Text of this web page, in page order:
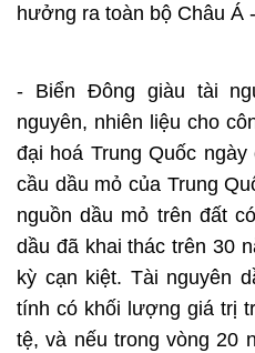
hưởng ra toàn bộ Châu Á
- Biển Đông giàu tài
nguyên, nhiên liệu cho
đại hoá Trung Quốc
cầu dầu mỏ của Trung
nguồn dầu mỏ trên đất
dầu đã khai thác trên 30
kỳ cạn kiệt. Tài nguyên
tính có khối lượng giá trị
tệ, và nếu trong vòng 20